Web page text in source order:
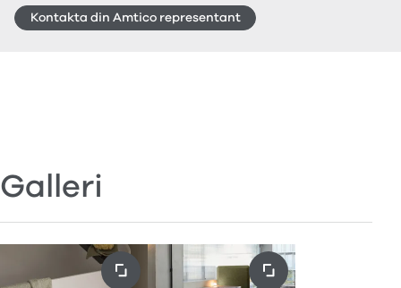
Kontakta din Amtico representant
Galleri